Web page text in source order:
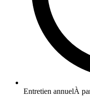
Entretien annuelÀ